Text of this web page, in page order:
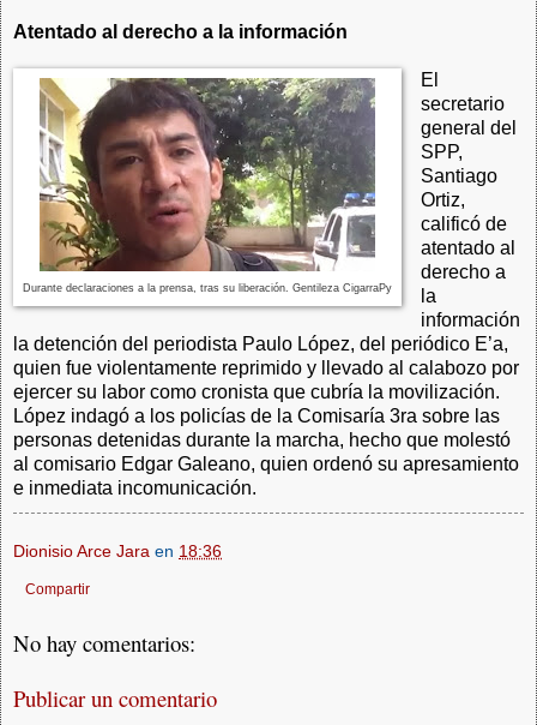
Atentado al derecho a la información
Durante declaraciones a la prensa, tras su liberación. Gentileza CigarraPy
El
secretario
general del
SPP,
Santiago
Ortiz,
calificó de
atentado al
derecho a
la
información
la detención del periodista Paulo López, del periódico E’a,
quien fue violentamente reprimido y llevado al calabozo por
ejercer su labor como cronista que cubría la movilización.
López indagó a los policías de la Comisaría 3ra sobre las
personas detenidas durante la marcha, hecho que molestó
al comisario Edgar Galeano, quien ordenó su apresamiento
e inmediata incomunicación.
Dionisio Arce Jara en 18:36
Compartir
No hay comentarios:
Publicar un comentario